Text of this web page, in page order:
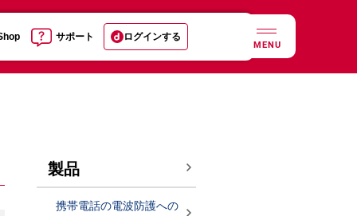
サポート ログインする
MENU
製品
携帯電話の電波防護への